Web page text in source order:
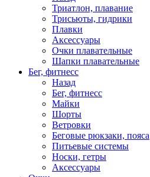
Триатлон, плавание
Трисьюты, гидрики
Плавки
Аксессуары
Очки плавательные
Шапки плавательные
Бег, фитнесс
Назад
Бег, фитнесс
Майки
Шорты
Ветровки
Беговые рюкзаки, пояса
Питьевые системы
Носки, гетры
Аксессуары